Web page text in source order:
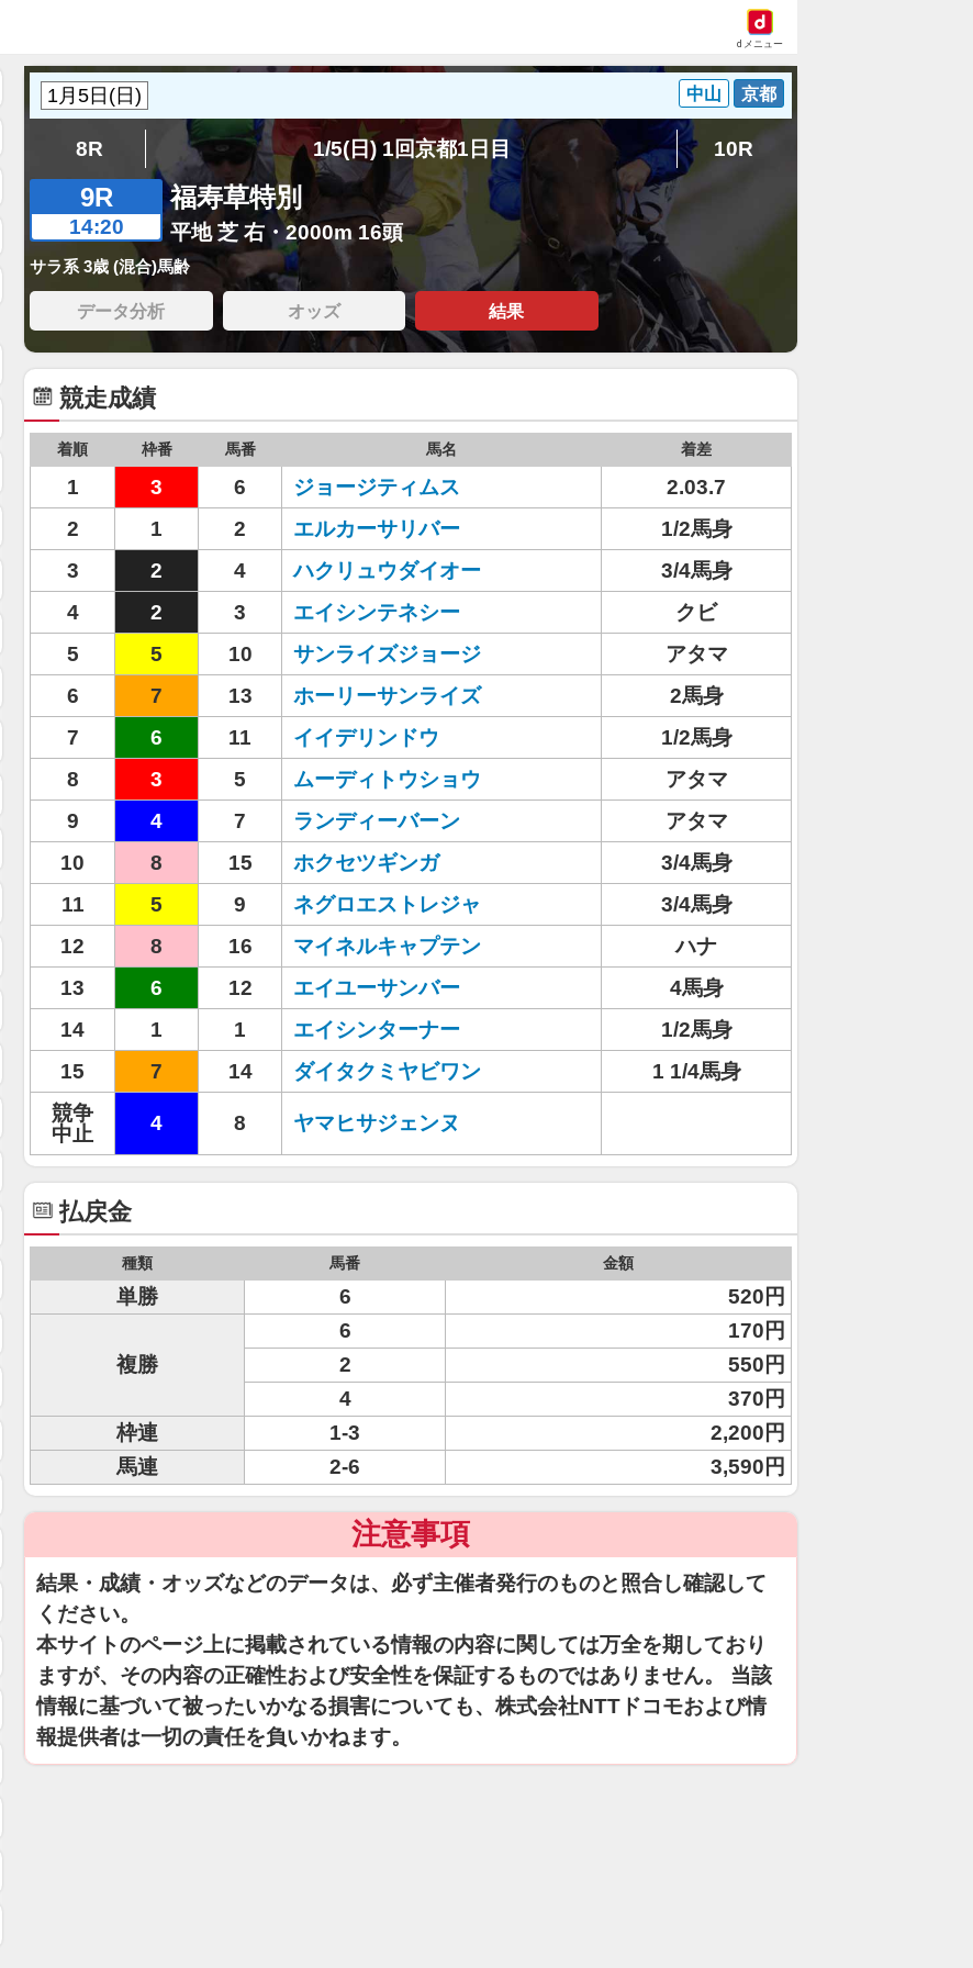
dメニュー
中山 京都
8R 1/5(日) 1回京都1日目 10R
9R
14:20
福寿草特別
平地 芝 右・2000m 16頭
サラ系 3歳 (混合)馬齢
データ分析 オッズ 結果
競走成績
着順 枠番 馬番 馬名 着差
1 3 6 ジョージティムス
2.03.7
2
1 2 エルカーサリバー
1/2馬身
3
2 4 ハクリュウダイオー
3/4馬身
4
2 3 エイシンテネシー
クビ
5
5 10 サンライズジョージ
アタマ
6
7 13 ホーリーサンライズ
2馬身
7
6 11 イイデリンドウ
1/2馬身
8
3 5 ムーディトウショウ
アタマ
9
4 7 ランディーバーン
アタマ
10
8 15 ホクセツギンガ
3/4馬身
11
5 9 ネグロエストレジャ
3/4馬身
12
8 16 マイネルキャプテン
ハナ
13
6 12 エイユーサンバー
4馬身
14
1 1 エイシンターナー
1/2馬身
15
7 14 ダイタクミヤビワン
1 1/4馬身
競争
中止
4 8 ヤマヒサジェンヌ
払戻金
種類 馬番 金額
単勝 6 520円
複勝
6
170円
2
550円
4
370円
枠連
1-3
2,200円
馬連
2-6 3,590円
注意事項
結果・成績・オッズなどのデータは、必ず主催者発行のものと照合し確認して
ください。
本サイトのページ上に掲載されている情報の内容に関しては万全を期しており
ますが、その内容の正確性および安全性を保証するものではありません。 当該
情報に基づいて被ったいかなる損害についても、株式会社NTTドコモおよび情
報提供者は一切の責任を負いかねます。